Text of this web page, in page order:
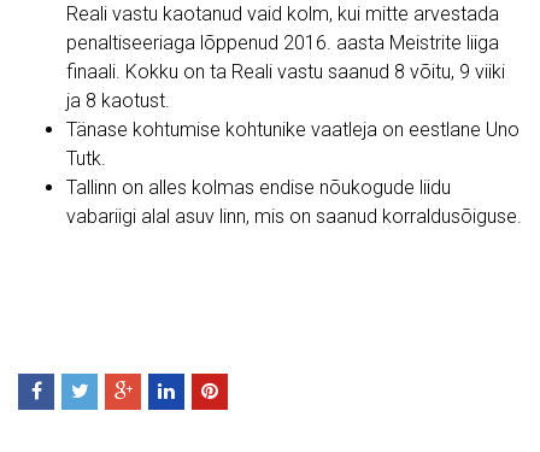
Reali vastu kaotanud vaid kolm, kui mitte arvestada
penaltiseeriaga lõppenud 2016. aasta Meistrite liiga
finaali. Kokku on ta Reali vastu saanud 8 võitu, 9 viiki
ja 8 kaotust.
Tänase kohtumise kohtunike vaatleja on eestlane Uno
Tutk.
Tallinn on alles kolmas endise nõukogude liidu
vabariigi alal asuv linn, mis on saanud korraldusõiguse.